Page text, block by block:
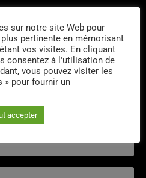
32/2026
sur notre site Web pour
pertinente en mémorisant
vos visites. En cliquant
consentez à l'utilisation de
vous pouvez visiter les
» pour fournir un
accepter